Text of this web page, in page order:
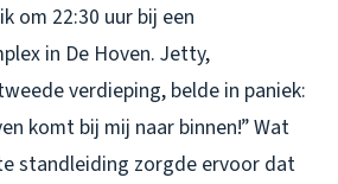
om 22:30 uur bij een
in De Hoven. Jetty,
verdieping, belde in paniek:
komt bij mij naar binnen!” Wat
standleiding zorgde ervoor dat